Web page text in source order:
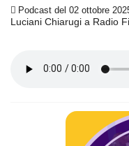
Podcast del 02 ottobre
Luciani Chiarugi a Radio